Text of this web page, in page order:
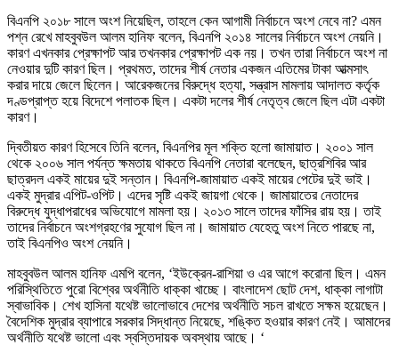
বিএনপি ২০১৮ সালে অংশ নিয়েছিল, তাহলে কেন আগামী নির্বাচনে অংশ নেবে না? এমন
পশ্ন রেখে মাহবুবউল আলম হানিফ বলেন, বিএনপি ২০১৪ সালের নির্বাচনে অংশ নেয়নি।
কারণ এখনকার প্রেক্ষাপট আর তখনকার প্রেক্ষাপট এক নয়। তখন তারা নির্বাচনে অংশ না
নেওয়ার দুটি কারণ ছিল। প্রথমত, তাদের শীর্ষ নেতার একজন এতিমের টাকা আত্মসাৎ
করার দায়ে জেলে ছিলেন। আরেকজনের বিরুদ্ধে হত্যা, সন্ত্রাস মামলায় আদালত কর্তৃক
দণ্ডপ্রাপ্ত হয়ে বিদেশে পলাতক ছিল। একটা দলের শীর্ষ নেতৃত্ব জেলে ছিল এটা একটা
কারণ।
দ্বিতীয়ত কারণ হিসেবে তিনি বলেন, বিএনপির মূল শক্তি হলো জামায়াত। ২০০১ সাল
থেকে ২০০৬ সাল পর্যন্ত ক্ষমতায় থাকতে বিএনপি নেতারা বলেছেন, ছাত্রশিবির আর
ছাত্রদল একই মায়ের দুই সন্তান। বিএনপি-জামায়াত একই মায়ের পেটের দুই ভাই।
একই মুদ্রার এপিট-ওপিট। এদের সৃষ্টি একই জায়গা থেকে। জামায়াতের নেতাদের
বিরুদ্ধে যুদ্ধাপরাধের অভিযোগে মামলা হয়। ২০১৩ সালে তাদের ফাঁসির রায় হয়। তাই
তাদের নির্বাচনে অংশগ্রহণের সুযোগ ছিল না। জামায়াত যেহেতু অংশ নিতে পারছে না,
তাই বিএনপিও অংশ নেয়নি।
মাহবুবউল আলম হানিফ এমপি বলেন, ‘ইউক্রেন-রাশিয়া ও এর আগে করোনা ছিল। এমন
পরিস্থিতিতে পুরো বিশ্বের অর্থনীতি ধাক্কা খাচ্ছে। বাংলাদেশ ছোট দেশ, ধাক্কা লাগাটা
স্বাভাবিক। শেখ হাসিনা যথেষ্ট ভালোভাবে দেশের অর্থনীতি সচল রাখতে সক্ষম হয়েছেন।
বৈদেশিক মুদ্রার ব্যাপারে সরকার সিদ্ধান্ত নিয়েছে, শঙ্কিত হওয়ার কারণ নেই। আমাদের
অর্থনীতি যথেষ্ট ভালো এবং স্বস্তিদায়ক অবস্থায় আছে। ‘